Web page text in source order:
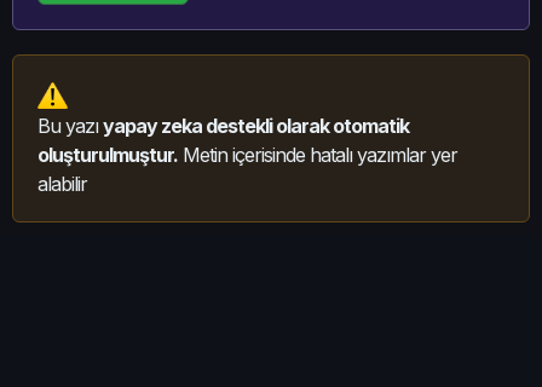
Bu yazıyapay zeka destekli olarak otomatik
oluşturulmuştur. Metin içerisinde hatalı yazımlar yer
alabilir